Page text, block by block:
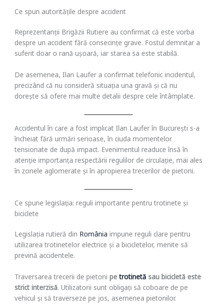
Ce spun autoritățile despre accident
Reprezentanții Brigăzii Rutiere au confirmat că este vorba
despre un accident fără consecințe grave. Fostul demnitar a
suferit doar o rană ușoară, iar starea sa este stabilă.
De asemenea, Ilan Laufer a confirmat telefonic incidentul,
precizând că nu consideră situația una gravă și că nu
dorește să ofere mai multe detalii despre cele întâmplate.
Accidentul în care a fost implicat Ilan Laufer în București s-a
încheiat fără urmări serioase, în ciuda momentelor
tensionate de după impact. Evenimentul readuce însă în
atenție importanța respectării regulilor de circulație, mai ales
în zonele aglomerate și în apropierea trecerilor de pietoni.
Ce spune legislația: reguli importante pentru trotinete și
biciclete
Legislația rutieră din România impune reguli clare pentru
utilizarea trotinetelor electrice și a bicicletelor, menite să
prevină accidentele.
Traversarea trecerii de pietoni petrotinetă sau bicicletă este
strict interzisă. Utilizatorii sunt obligați să coboare de pe
vehicul și să traverseze pe jos, asemenea pietonilor.